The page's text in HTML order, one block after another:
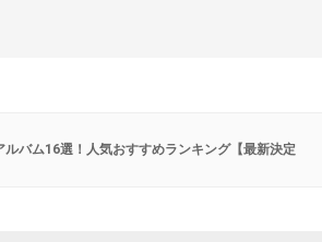
バム16選！人気おすすめランキング【最新決定